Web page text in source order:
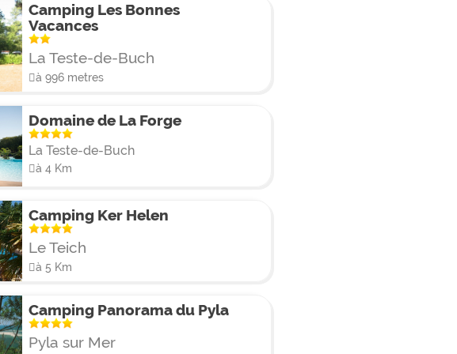
Camping Les Bonnes
Vacances
La Teste-de-Buch
à 996 metres
Domaine de La Forge
La Teste-de-Buch
à 4 Km
Camping Ker Helen
Le Teich
à 5 Km
Camping Panorama du Pyla
Pyla sur Mer